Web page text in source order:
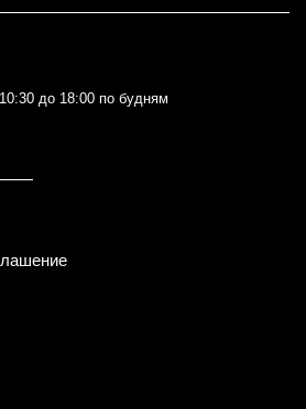
до 18:00 по будням